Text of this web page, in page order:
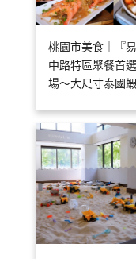
桃園市美食｜『
中路特區聚餐首
場～大尺寸泰國